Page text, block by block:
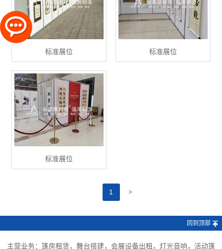
标准展位 标准展位
标准展位
1 >
回到顶部
主营业务：篷房租赁，舞台搭建，会展设备出租，灯光音响，活动篷